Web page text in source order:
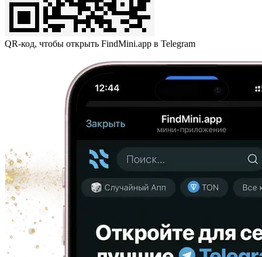
QR-код, чтобы открыть FindMini.app в Telegram